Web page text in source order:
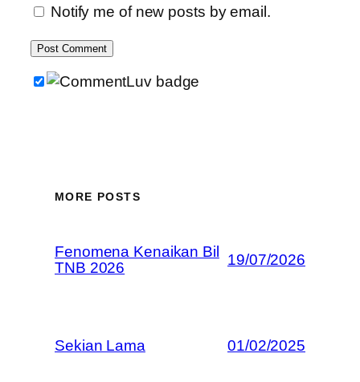
Notify me of new posts by email.
MORE POSTS
Fenomena Kenaikan Bil
TNB 2026
19/07/2026
Sekian Lama 01/02/2025